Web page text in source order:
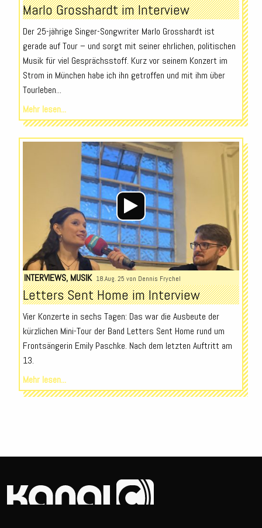
Marlo Grosshardt im Interview
Der 25-jährige Singer-Songwriter Marlo Grosshardt ist
gerade auf Tour – und sorgt mit seiner ehrlichen, politischen
Musik für viel Gesprächsstoff. Kurz vor seinem Konzert im
Strom in München habe ich ihn getroffen und mit ihm über
Tourleben...
Mehr lesen...
Audio-
Player
INTERVIEWS, MUSIK 18.Aug. 25 von Dennis Frychel
Letters Sent Home im Interview
Vier Konzerte in sechs Tagen: Das war die Ausbeute der
kürzlichen Mini-Tour der Band Letters Sent Home rund um
Frontsängerin Emily Paschke. Nach dem letzten Auftritt am
13.
Mehr lesen...